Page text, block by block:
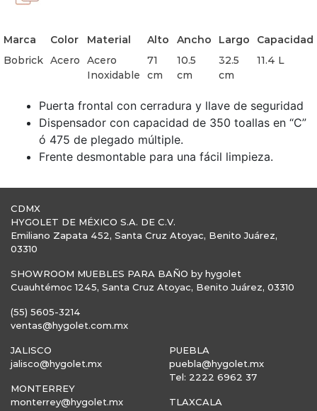
Marca Color Material Alto Ancho Largo
Capacidad
Bobrick Acero
Acero
Inoxidable
71
cm
10.5
cm
32.5
cm
11.4 L
Puerta frontal con cerradura y llave de seguridad
Dispensador con capacidad de 350 toallas en “C”
ó 475 de plegado múltiple.
Frente desmontable para una fácil limpieza.
CDMX
HYGOLET DE MÉXICO S.A. DE C.V.
Emiliano Zapata 452, Santa Cruz Atoyac, Benito Juárez,
03310
SHOWROOM MUEBLES PARA BAÑO by hygolet
Cuauhtémoc 1245, Santa Cruz Atoyac, Benito Juárez, 03310
(55) 5605-3214
ventas@hygolet.com.mx
JALISCO
jalisco@hygolet.mx
MONTERREY
monterrey@hygolet.mx
PUEBLA
puebla@hygolet.mx
Tel: 2222 6962 37
TLAXCALA